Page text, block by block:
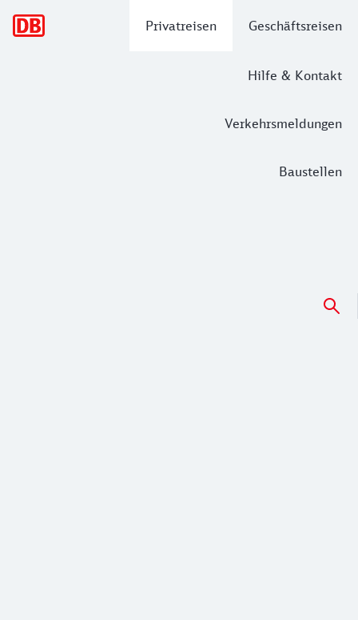
Privatreisen Geschäftsreisen
Hilfe & Kontakt
Verkehrsmeldungen
Baustellen